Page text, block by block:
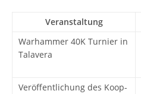
Veranstaltung
Warhammer 40K Turnier in
Talavera
Veröffentlichung des Koop-